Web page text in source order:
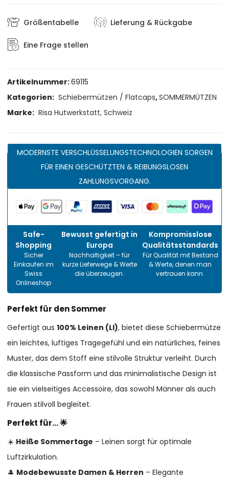
Größentabelle Lieferung & Rückgabe
Eine Frage stellen
Artikelnummer:69115
Kategorien: Schiebermützen / Flatcaps,SOMMERMÜTZEN
Marke: Risa Hutwerkstatt, Schweiz
MODERNSTE VERSCHLÜSSELUNGSTECHNOLOGIEN SORGEN
FÜR EINEN GESCHÜTZTEN & REIBUNGSLOSEN
ZAHLUNGSVORGANG.
Safe-
Shopping
Sicher
Einkaufen im
Swiss
Onlineshop
Bewusst gefertigt in
Europa
Nachhaltigkeit – für
kurze Lieferwege & Werte
die überzeugen.
Kompromisslose
Qualitätsstandards
Für Qualität mit Bestand
& Werte, denen man
vertrauen kann.
Perfekt für den Sommer
Gefertigt aus100% Leinen (LI), bietet diese Schiebermütze
ein leichtes, luftiges Tragegefühl und ein natürliches, feines
Muster, das dem Stoff eine stilvolle Struktur verleiht. Durch
die klassische Passform und das minimalistische Design ist
sie ein vielseitiges Accessoire, das sowohl Männer als auch
Frauen stilvoll begleitet.
Perfekt für… 🌟
☀️ Heiße Sommertage – Leinen sorgt für optimale
Luftzirkulation.
🎩 Modebewusste Damen & Herren – Elegante